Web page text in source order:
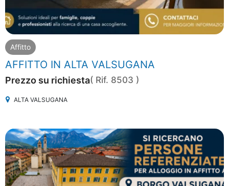
Affitto
AFFITTO IN ALTA VALSUGANA
Prezzo su richiesta( Rif. 8503 )
ALTA VALSUGANA